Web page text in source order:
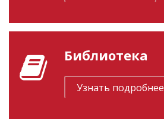
Библиотека
Узнать подробнее